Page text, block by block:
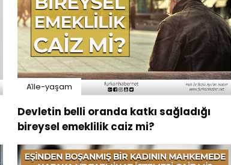
Ai̇le-yaşam
Devletin belli oranda katkı sağladığı
bireysel emeklilik caiz mi?